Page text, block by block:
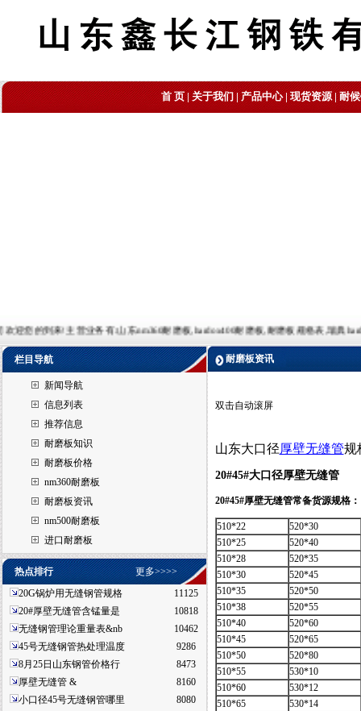
首 页|关于我们|产品中心|现货资源|耐
您的到来!主营业务有:山东nm360耐磨板,hardox400耐磨板,耐磨板规格表,瑞典
栏目导航
新闻导航
信息列表
推荐信息
耐磨板知识
耐磨板价格
nm360耐磨板
耐磨板资讯
nm500耐磨板
进口耐磨板
热点排行
更多>>>>
20G锅炉用无缝钢管规格
11125
20#厚壁无缝管含锰量是
10818
无缝钢管理论重量表&nb
10462
45号无缝钢管热处理温度
9286
8月25日山东钢管价格行
8473
厚壁无缝管 &
8160
小口径45号无缝钢管哪里
8080
耐磨板资讯
双击自动滚屏
山东大口径厚壁无缝管规
20#45#大口径厚壁无缝管
20#45#厚壁无缝管常备货源规格：
510*22
520*30
510*25
520*40
510*28
520*35
510*30
520*45
510*35
520*50
510*38
520*55
510*40
520*60
510*45
520*65
510*50
520*80
510*55
530*10
510*60
530*12
510*65
530*14